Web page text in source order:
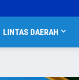
LINTAS DAERAH